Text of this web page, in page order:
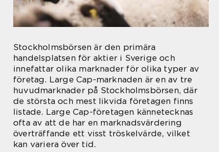
Stockholmsbörsen är den primära
handelsplatsen för aktier i Sverige och
innefattar olika marknader för olika typer av
företag. Large Cap-marknaden är en av tre
huvudmarknader på Stockholmsbörsen, där
de största och mest likvida företagen finns
listade. Large Cap-företagen kännetecknas
ofta av att de har en marknadsvärdering
överträffande ett visst tröskelvärde, vilket
kan variera över tid.